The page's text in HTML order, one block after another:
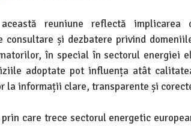
reuniune reflectă implicarea
consultare și dezbatere privind
în special în sectorul energiei
adoptate pot influența atât
la informații clare, transparente și
care trece sectorul energetic